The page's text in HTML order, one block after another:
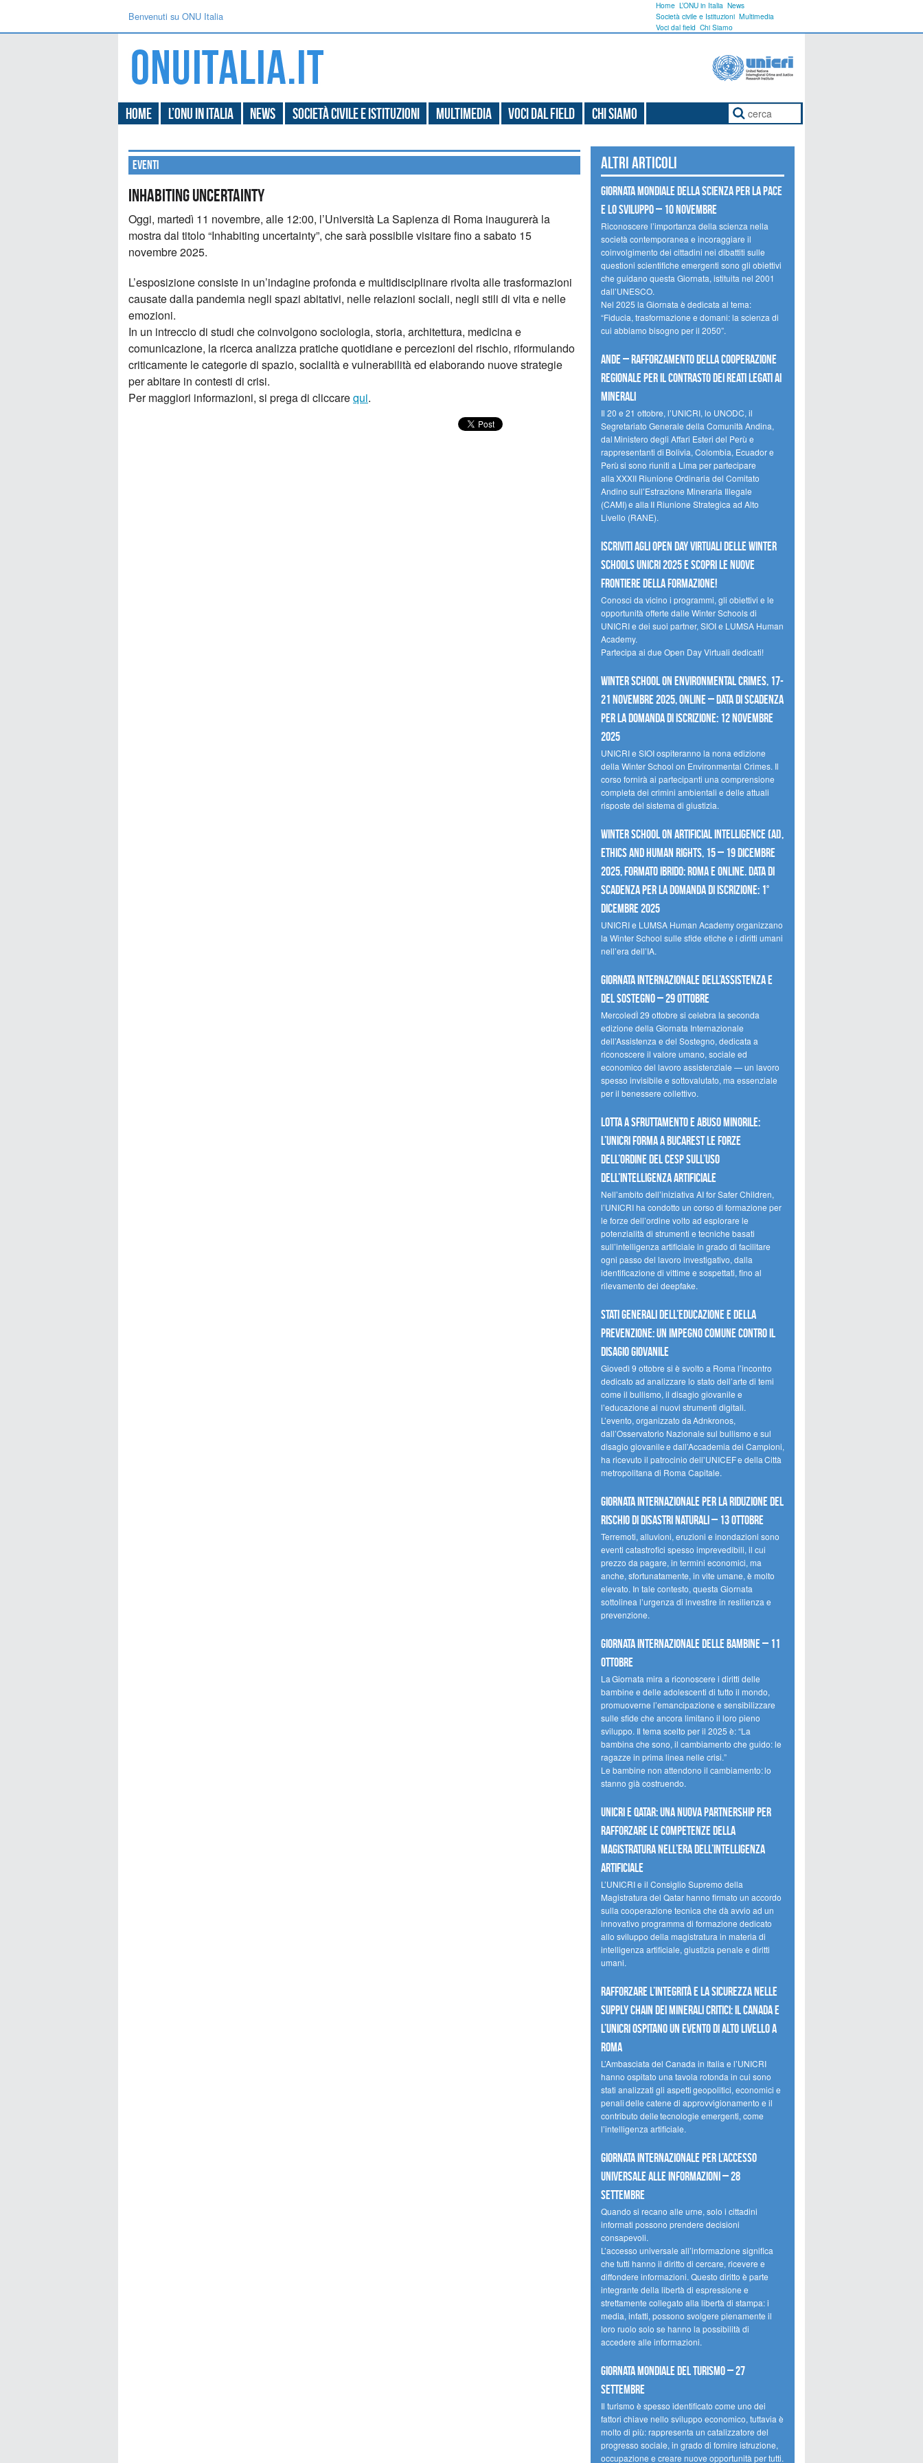
Benvenuti su ONU Italia
Home L’ONU in Italia News
Società civile e Istituzioni Multimedia
Voci dal field Chi Siamo
Home L’ONU in Italia News Società civile e Istituzioni Multimedia Voci dal field Chi Siamo
Eventi
Inhabiting uncertainty
Oggi, martedì 11 novembre, alle 12:00, l’Università La Sapienza di Roma inaugurerà la
mostra dal titolo “Inhabiting uncertainty”, che sarà possibile visitare fino a sabato 15
novembre 2025.
L’esposizione consiste in un’indagine profonda e multidisciplinare rivolta alle trasformazioni
causate dalla pandemia negli spazi abitativi, nelle relazioni sociali, negli stili di vita e nelle
emozioni.
In un intreccio di studi che coinvolgono sociologia, storia, architettura, medicina e
comunicazione, la ricerca analizza pratiche quotidiane e percezioni del rischio, riformulando
criticamente le categorie di spazio, socialità e vulnerabilità ed elaborando nuove strategie
per abitare in contesti di crisi.
Per maggiori informazioni, si prega di cliccarequi.
Altri articoli
Giornata mondiale della scienza per la pace
e lo sviluppo – 10 novembre
Riconoscere l’importanza della scienza nella
società contemporanea e incoraggiare il
coinvolgimento dei cittadini nei dibattiti sulle
questioni scientifiche emergenti sono gli obiettivi
che guidano questa Giornata, istituita nel 2001
dall’UNESCO.
Nel 2025 la Giornata è dedicata al tema:
“Fiducia, trasformazione e domani: la scienza di
cui abbiamo bisogno per il 2050”.
Ande – Rafforzamento della cooperazione
regionale per il contrasto dei reati legati ai
minerali
Il 20 e 21 ottobre, l’UNICRI, lo UNODC, il
Segretariato Generale della Comunità Andina,
dal Ministero degli Affari Esteri del Perù e
rappresentanti di Bolivia, Colombia, Ecuador e
Perù si sono riuniti a Lima per partecipare
alla XXXII Riunione Ordinaria del Comitato
Andino sull’Estrazione Mineraria Illegale
(CAMI) e alla II Riunione Strategica ad Alto
Livello (RANE).
Iscriviti agli Open Day Virtuali delle Winter
Schools UNICRI 2025 e scopri le nuove
frontiere della formazione!
Conosci da vicino i programmi, gli obiettivi e le
opportunità offerte dalle Winter Schools di
UNICRI e dei suoi partner, SIOI e LUMSA Human
Academy.
Partecipa ai due Open Day Virtuali dedicati!
Winter School on Environmental Crimes, 17-
21 novembre 2025, Online – Data di scadenza
per la domanda di iscrizione: 12 novembre
2025
UNICRI e SIOI ospiteranno la nona edizione
della Winter School on Environmental Crimes. Il
corso fornirà ai partecipanti una comprensione
completa dei crimini ambientali e delle attuali
risposte del sistema di giustizia.
Winter School on Artificial Intelligence (AI),
Ethics and Human Rights, 15 – 19 dicembre
2025, Formato Ibrido: Roma e online. Data di
scadenza per la domanda di iscrizione: 1°
dicembre 2025
UNICRI e LUMSA Human Academy organizzano
la Winter School sulle sfide etiche e i diritti umani
nell’era dell’IA.
Giornata internazionale dell’assistenza e
del sostegno – 29 ottobre
MercoledÌ 29 ottobre si celebra la seconda
edizione della Giornata Internazionale
dell’Assistenza e del Sostegno, dedicata a
riconoscere il valore umano, sociale ed
economico del lavoro assistenziale — un lavoro
spesso invisibile e sottovalutato, ma essenziale
per il benessere collettivo.
Lotta a sfruttamento e abuso minorile:
l’UNICRI forma a Bucarest le forze
dell’ordine del CESP sull’uso
dell’Intelligenza Artificiale
Nell’ambito dell’iniziativa AI for Safer Children,
l’UNICRI ha condotto un corso di formazione per
le forze dell’ordine volto ad esplorare le
potenzialità di strumenti e tecniche basati
sull’intelligenza artificiale in grado di facilitare
ogni passo del lavoro investigativo, dalla
identificazione di vittime e sospettati, fino al
rilevamento dei deepfake.
Stati Generali dell’Educazione e della
Prevenzione: un impegno comune contro il
disagio giovanile
Giovedì 9 ottobre si è svolto a Roma l’incontro
dedicato ad analizzare lo stato dell’arte di temi
come il bullismo, il disagio giovanile e
l’educazione ai nuovi strumenti digitali.
L’evento, organizzato da Adnkronos,
dall’Osservatorio Nazionale sul bullismo e sul
disagio giovanile e dall’Accademia dei Campioni,
ha ricevuto il patrocinio dell’UNICEF e della Città
metropolitana di Roma Capitale.
Giornata internazionale per la riduzione del
rischio di disastri naturali – 13 ottobre
Terremoti, alluvioni, eruzioni e inondazioni sono
eventi catastrofici spesso imprevedibili, il cui
prezzo da pagare, in termini economici, ma
anche, sfortunatamente, in vite umane, è molto
elevato. In tale contesto, questa Giornata
sottolinea l’urgenza di investire in resilienza e
prevenzione.
Giornata internazionale delle bambine – 11
ottobre
La Giornata mira a riconoscere i diritti delle
bambine e delle adolescenti di tutto il mondo,
promuoverne l’emancipazione e sensibilizzare
sulle sfide che ancora limitano il loro pieno
sviluppo. Il tema scelto per il 2025 è: “La
bambina che sono, il cambiamento che guido: le
ragazze in prima linea nelle crisi.”
Le bambine non attendono il cambiamento: lo
stanno già costruendo.
UNICRI e Qatar: una nuova partnership per
rafforzare le competenze della
magistratura nell’era dell’intelligenza
artificiale
L’UNICRI e il Consiglio Supremo della
Magistratura del Qatar hanno firmato un accordo
sulla cooperazione tecnica che dà avvio ad un
innovativo programma di formazione dedicato
allo sviluppo della magistratura in materia di
intelligenza artificiale, giustizia penale e diritti
umani.
Rafforzare l’integrità e la sicurezza nelle
supply chain dei minerali critici: il Canada e
l’UNICRI ospitano un evento di alto livello a
Roma
L’Ambasciata del Canada in Italia e l’UNICRI
hanno ospitato una tavola rotonda in cui sono
stati analizzati gli aspetti geopolitici, economici e
penali delle catene di approvvigionamento e il
contributo delle tecnologie emergenti, come
l’intelligenza artificiale.
Giornata internazionale per l’accesso
universale alle informazioni – 28
settembre
Quando si recano alle urne, solo i cittadini
informati possono prendere decisioni
consapevoli.
L’accesso universale all’informazione significa
che tutti hanno il diritto di cercare, ricevere e
diffondere informazioni. Questo diritto è parte
integrante della libertà di espressione e
strettamente collegato alla libertà di stampa: i
media, infatti, possono svolgere pienamente il
loro ruolo solo se hanno la possibilità di
accedere alle informazioni.
Giornata mondiale del turismo – 27
settembre
Il turismo è spesso identificato come uno dei
fattori chiave nello sviluppo economico, tuttavia è
molto di più: rappresenta un catalizzatore del
progresso sociale, in grado di fornire istruzione,
occupazione e creare nuove opportunità per tutti.